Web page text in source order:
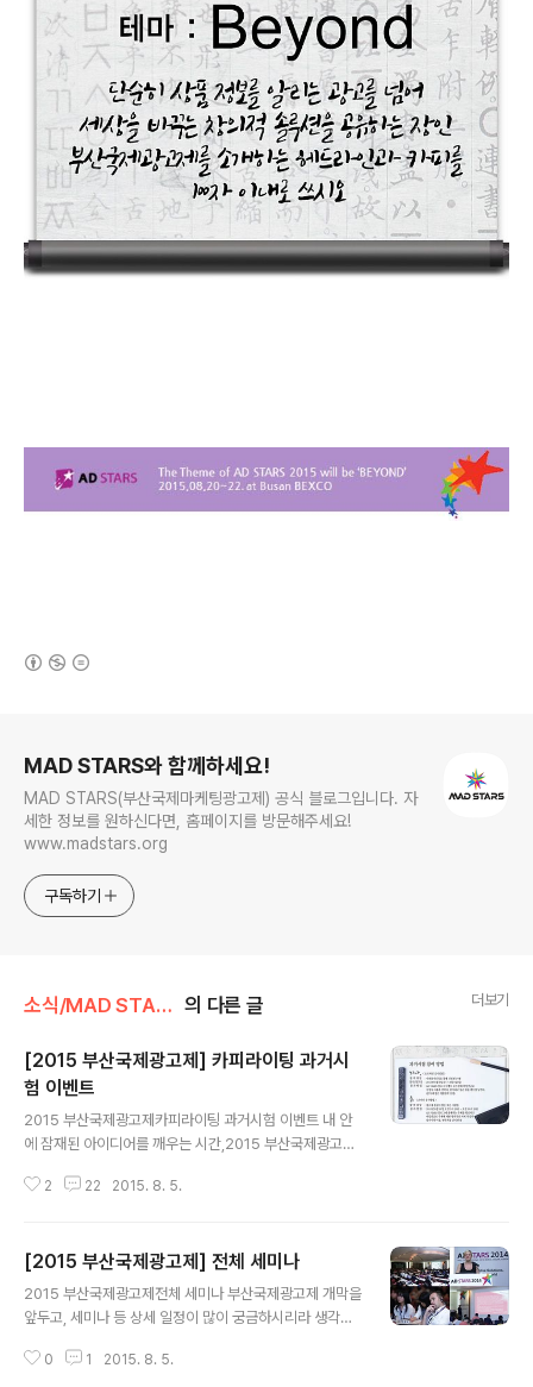
MAD STARS와 함께하세요!
MAD STARS(부산국제마케팅광고제) 공식 블로그입니다. 자
세한 정보를 원하신다면, 홈페이지를 방문해주세요!
www.madstars.org
구독하기
소식/MAD STARS 소식 의 다른 글 더보기
[2015 부산국제광고제] 카피라이팅 과거시
험 이벤트
2015 부산국제광고제카피라이팅 과거시험 이벤트 내 안
에 잠재된 아이디어를 깨우는 시간,2015 부산국제광고제
심 속에 부산국제광고제가 드디어 D-15을 앞두고 있는데
고 창의적인 아이디어를 발휘할 수 있는 카피라이팅 과거
시험 이벤트!갓과 도포를 멋지게 차려 입은 조선시대 유생
이 되어 온라인과 오프라인에 함께 열리는 세계 최초의 컨
험해보세요~ 과거시험 참가자에게는 2015 부산국제광고
2 22 2015. 8. 5.
[2015 부산국제광고제] 전체 세미나
2015 부산국제광고제전체 세미나 부산국제광고제 개막을
앞두고, 세미나 등 상세 일정이 많이 궁금하시리라 생각하
한 일정들로 꽉꽉 채워진부산국제광고제! 2015 부산국제
0 1 2015. 8. 5.